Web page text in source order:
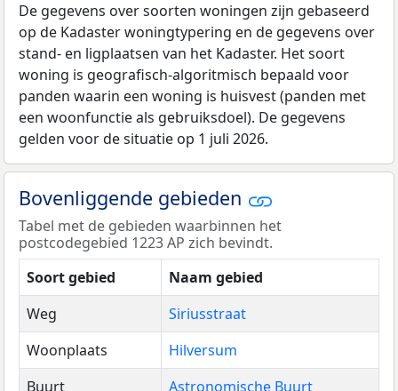
De gegevens over soorten woningen zijn gebaseerd
op de Kadaster woningtypering en de gegevens over
stand- en ligplaatsen van het Kadaster. Het soort
woning is geografisch-algoritmisch bepaald voor
panden waarin een woning is huisvest (panden met
een woonfunctie als gebruiksdoel). De gegevens
gelden voor de situatie op 1 juli 2026.
Bovenliggende gebieden
Tabel met de gebieden waarbinnen het
postcodegebied 1223 AP zich bevindt.
Soort gebied
Naam gebied
Weg
Siriusstraat
Woonplaats
Hilversum
Buurt
Astronomische Buurt